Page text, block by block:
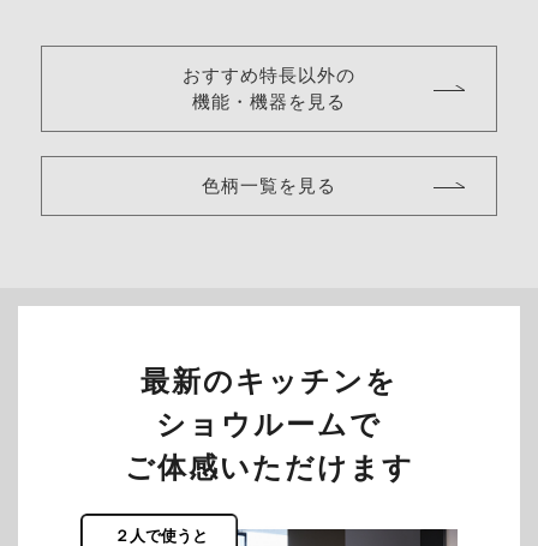
おすすめ特長以外の
機能・機器を見る
色柄一覧を見る
最新のキッチンを
ショウルームで
ご体感いただけます
２人で使うと